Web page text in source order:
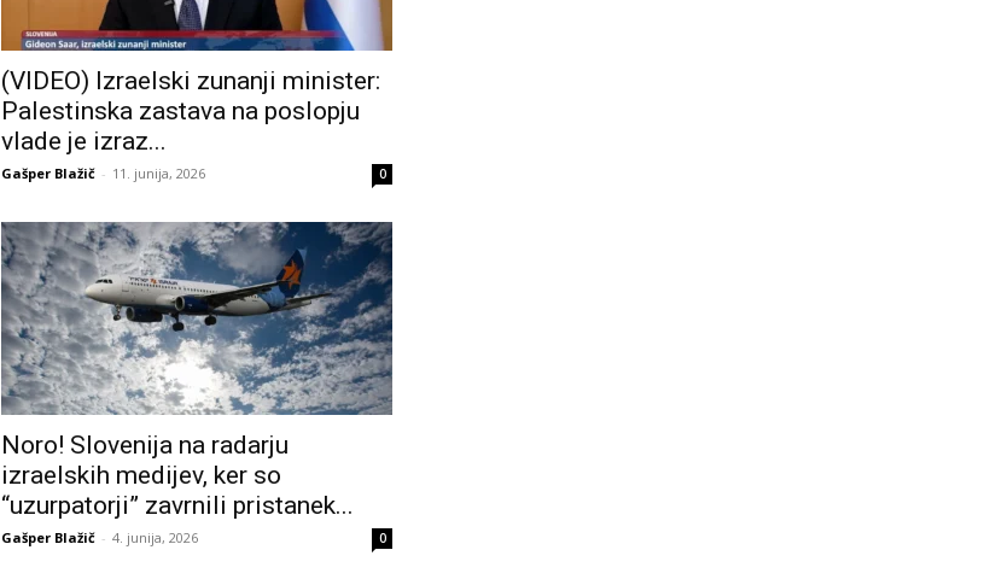
(VIDEO) Izraelski zunanji minister:
Palestinska zastava na poslopju
vlade je izraz...
Gašper Blažič - 11. junija, 2026 0
Noro! Slovenija na radarju
izraelskih medijev, ker so
“uzurpatorji” zavrnili pristanek...
Gašper Blažič - 4. junija, 2026 0